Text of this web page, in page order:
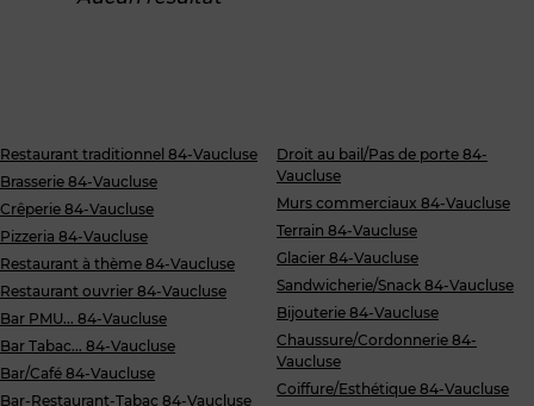
Restaurant traditionnel 84-Vaucluse
Brasserie 84-Vaucluse
Crêperie 84-Vaucluse
Pizzeria 84-Vaucluse
Restaurant à thème 84-Vaucluse
Restaurant ouvrier 84-Vaucluse
Bar PMU... 84-Vaucluse
Bar Tabac... 84-Vaucluse
Bar/Café 84-Vaucluse
Bar-Restaurant-Tabac 84-Vaucluse
Droit au bail/Pas de porte 84-
Vaucluse
Murs commerciaux 84-Vaucluse
Terrain 84-Vaucluse
Glacier 84-Vaucluse
Sandwicherie/Snack 84-Vaucluse
Bijouterie 84-Vaucluse
Chaussure/Cordonnerie 84-
Vaucluse
Coiffure/Esthétique 84-Vaucluse